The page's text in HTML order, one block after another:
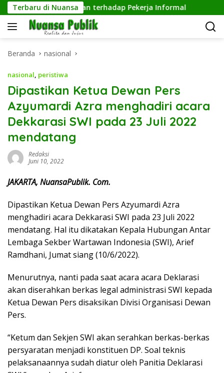
Langsung
ke
konten
Terbaru di Nuansa
Kepedulian terhadap Pekerja Informal
Beranda nasional
nasional, peristiwa
Dipastikan Ketua Dewan Pers
Azyumardi Azra menghadiri acara
Dekkarasi SWI pada 23 Juli 2022
mendatang
Redaksi
Juni 10, 2022
JAKARTA, NuansaPublik. Com.
Dipastikan Ketua Dewan Pers Azyumardi Azra
menghadiri acara Dekkarasi SWI pada 23 Juli 2022
mendatang. Hal itu dikatakan Kepala Hubungan Antar
Lembaga Sekber Wartawan Indonesia (SWI), Arief
Ramdhani, Jumat siang (10/6/2022).
Menurutnya, nanti pada saat acara acara Deklarasi
akan diserahkan berkas legal administrasi SWI kepada
Ketua Dewan Pers disaksikan Divisi Organisasi Dewan
Pers.
“Ketum dan Sekjen SWI akan serahkan berkas-berkas
persyaratan menjadi konstituen DP. Soal teknis
pelaksanaannya sudah diatur oleh Panitia Deklarasi